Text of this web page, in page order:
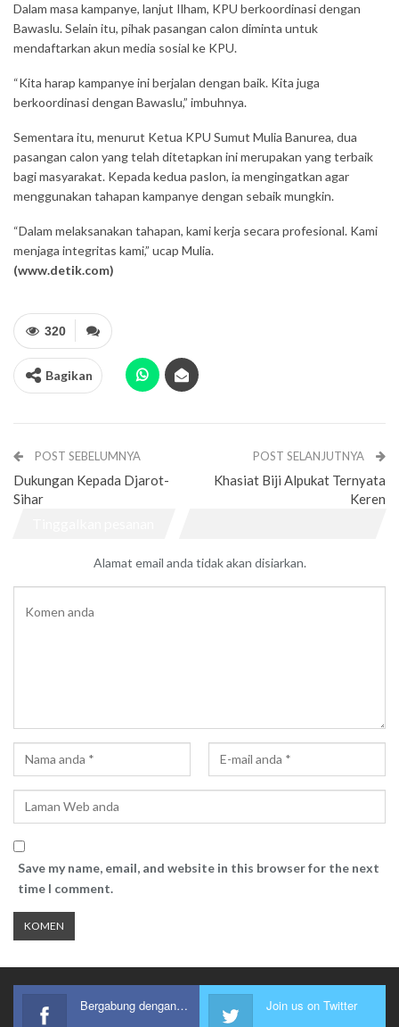
Dalam masa kampanye, lanjut Ilham, KPU berkoordinasi dengan
Bawaslu. Selain itu, pihak pasangan calon diminta untuk
mendaftarkan akun media sosial ke KPU.
“Kita harap kampanye ini berjalan dengan baik. Kita juga
berkoordinasi dengan Bawaslu,” imbuhnya.
Sementara itu, menurut Ketua KPU Sumut Mulia Banurea, dua
pasangan calon yang telah ditetapkan ini merupakan yang terbaik
bagi masyarakat. Kepada kedua paslon, ia mengingatkan agar
menggunakan tahapan kampanye dengan sebaik mungkin.
“Dalam melaksanakan tahapan, kami kerja secara profesional. Kami
menjaga integritas kami,” ucap Mulia.
(www.detik.com)
320
Bagikan
POST SEBELUMNYA
Dukungan Kepada Djarot-
Sihar
POST SELANJUTNYA
Khasiat Biji Alpukat Ternyata
Keren
Alamat email anda tidak akan disiarkan.
Save my name, email, and website in this browser for the next
time I comment.
Bergabung dengan kami Join us on Twitter